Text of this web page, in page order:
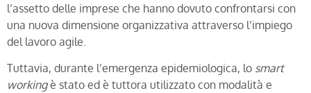
l’assetto delle imprese che hanno dovuto confrontarsi con
una nuova dimensione organizzativa attraverso l’impiego
del lavoro agile.
Tuttavia, durante l’emergenza epidemiologica, lo smart
workingè stato ed è tuttora utilizzato con modalità e